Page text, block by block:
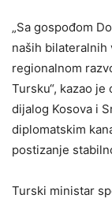
„Sa gospođom
naših bilateralnih
regionalnom
Tursku“, kazao
dijalog Kosova i
diplomatskim
postizanje
Turski ministar